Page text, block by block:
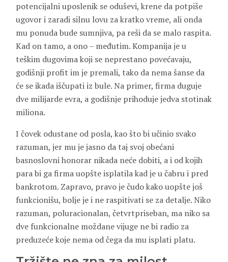
potencijalni uposlenik se oduševi, krene da potpiše
ugovor i zaradi silnu lovu za kratko vreme, ali onda
mu ponuda bude sumnjiva, pa reši da se malo raspita.
Kad on tamo, a ono – međutim. Kompanija je u
teškim dugovima koji se neprestano povećavaju,
godišnji profit im je premali, tako da nema šanse da
će se ikada iščupati iz bule. Na primer, firma duguje
dve milijarde evra, a godišnje prihoduje jedva stotinak
miliona.
I čovek odustane od posla, kao što bi učinio svako
razuman, jer mu je jasno da taj svoj obećani
basnoslovni honorar nikada neće dobiti, a i od kojih
para bi ga firma uopšte isplatila kad je u čabru i pred
bankrotom. Zapravo, pravo je čudo kako uopšte još
funkcionišu, bolje je i ne raspitivati se za detalje. Niko
razuman, poluracionalan, četvrtpriseban, ma niko sa
dve funkcionalne moždane vijuge ne bi radio za
preduzeće koje nema od čega da mu isplati platu.